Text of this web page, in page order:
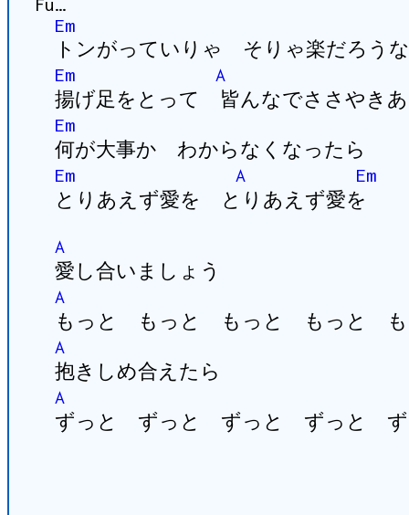
Em
トンがっていりゃ そりゃ楽だろうな
Em
A
揚げ足をとって 皆んなでささやき
Em
何が大事か わからなくなったら
Em
A
Em
とりあえず愛を とりあえず愛を
A
愛し合いましょう
A
もっと もっと もっと もっと も
A
抱きしめ合えたら
A
ずっと ずっと ずっと ずっと ず